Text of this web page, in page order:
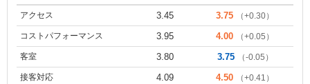
アクセス 3.45 3.75 （+0.30）
コストパフォーマンス 3.95 4.00 （+0.05）
客室 3.80 3.75 （-0.05）
接客対応 4.09 4.50 （+0.41）